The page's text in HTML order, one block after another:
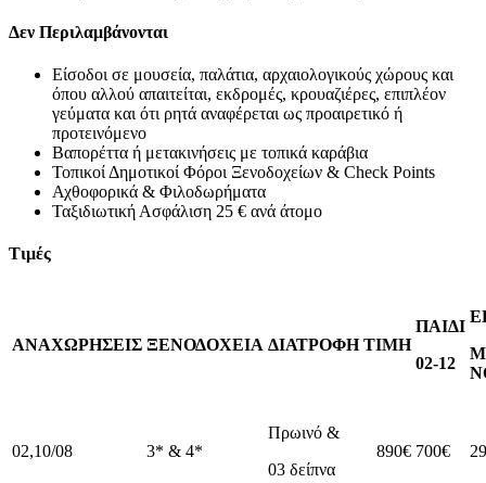
Δεν Περιλαμβάνονται
Είσοδοι σε μουσεία, παλάτια, αρχαιολογικούς χώρους και
όπου αλλού απαιτείται, εκδρομές, κρουαζιέρες, επιπλέον
γεύματα και ότι ρητά αναφέρεται ως προαιρετικό ή
προτεινόμενο
Βαπορέττα ή μετακινήσεις με τοπικά καράβια
Τοπικοί Δημοτικοί Φόροι Ξενοδοχείων & Check Points
Αχθοφορικά & Φιλοδωρήματα
Ταξιδιωτική Ασφάλιση 25 € ανά άτομο
Τιμές
ΑΝΑΧΩΡΗΣΕΙΣ ΞΕΝΟΔΟΧΕΙΑ ΔΙΑΤΡΟΦΗ ΤΙΜΗ
ΠΑΙΔΙ
02-12
02,10/08 3* & 4*
Πρωινό &
03 δείπνα
890€ 700€